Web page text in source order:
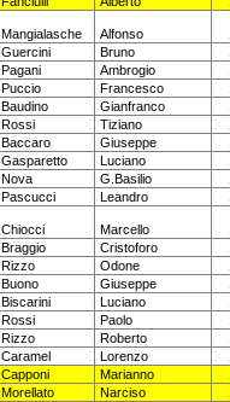
Mangialasche Alfonso
Guercini Bruno
Pagani Ambrogio
Puccio Francesco
Baudino Gianfranco
Rossi Tiziano
Baccaro Giuseppe
Gasparetto Luciano
Nova G.Basilio
Pascucci Leandro
Chiocci Marcello
Braggio Cristoforo
Rizzo Odone
Buono Giuseppe
Biscarini Luciano
Rossi Paolo
Rizzo Roberto
Caramel Lorenzo
Capponi Marianno
Morellato Narciso